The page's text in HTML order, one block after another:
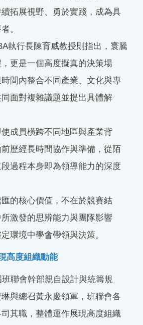
拓展視野、勇於實踐，成為具
。
執行長陳育威教授則指出，寰騰
更是一個高度擬真的決策場
間內整合不同產業、文化與專
面對複雜議題並提出具體解
成員橫跨不同地區與產業背
歷經長時間協作與準備，從陌
過程本身即為領導能力的深度
的核心價值，不在於競賽結
激發的思辨能力與團隊影響
環境中學會帶領與決策。
高度組織動能
聯會幹部親自設計與統籌規
與總召黃永慶領軍，班聯會各
其職，整體運作展現高度組織